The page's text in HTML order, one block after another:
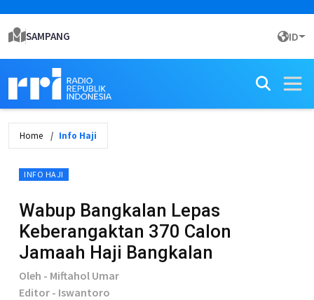
SAMPANG ID
Home Info Haji
INFO HAJI
Wabup Bangkalan Lepas
Keberangaktan 370 Calon
Jamaah Haji Bangkalan
Oleh - Miftahol Umar
Editor - Iswantoro